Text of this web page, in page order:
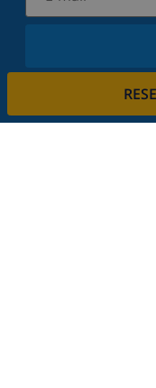
Inscrivez-vous à
votre vie privée.